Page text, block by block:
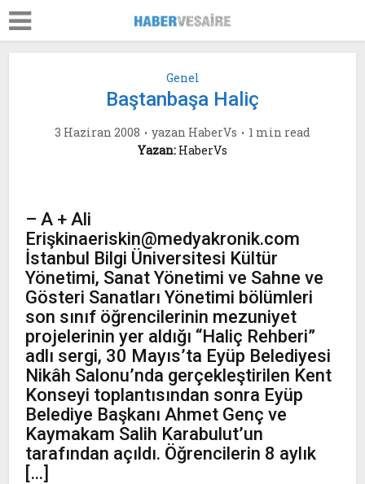
Genel
Baştanbaşa Haliç
3 Haziran 2008 yazan HaberVs
1 min read
Yazan: HaberVs
– A + Ali
Erişkinaeriskin@medyakronik.com
İstanbul Bilgi Üniversitesi Kültür
Yönetimi, Sanat Yönetimi ve Sahne ve
Gösteri Sanatları Yönetimi bölümleri
son sınıf öğrencilerinin mezuniyet
projelerinin yer aldığı “Haliç Rehberi”
adlı sergi, 30 Mayıs’ta Eyüp Belediyesi
Nikâh Salonu’nda gerçekleştirilen Kent
Konseyi toplantısından sonra Eyüp
Belediye Başkanı Ahmet Genç ve
Kaymakam Salih Karabulut’un
tarafından açıldı. Öğrencilerin 8 aylık
[…]